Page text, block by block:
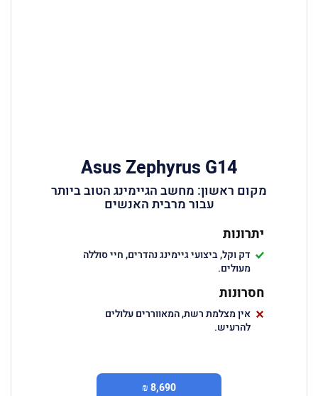
Asus Zephyrus G14
מקום ראשון: מחשב הגיימינג הטוב ביותר
עבור מרבית האנשים
יתרונות
דק וקל, ביצועי גיימינג נהדרים, חיי סוללה
מעולים.
חסרונות
אין מצלמת רשת, המאווררים עלולים
להרעיש.
8,690 ₪